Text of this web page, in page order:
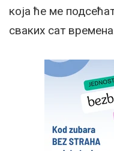
која ће ме
сваких сат